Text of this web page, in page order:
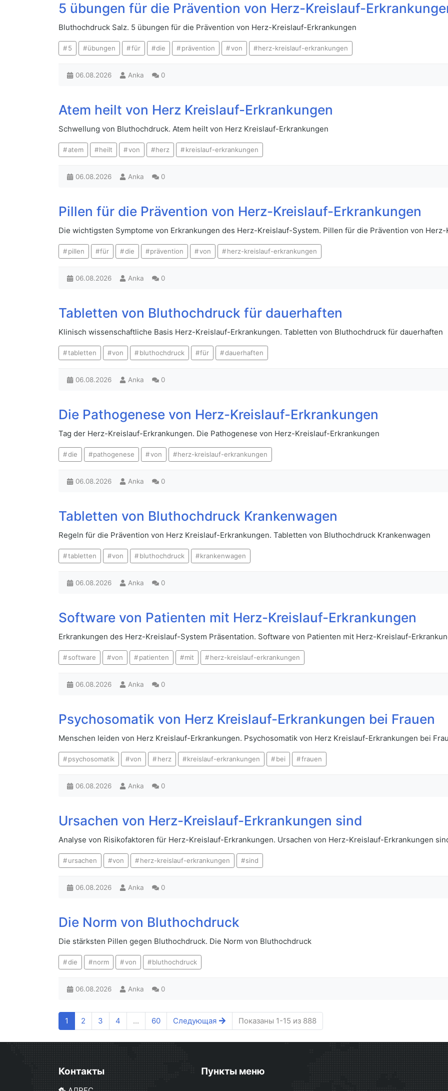
5 übungen für die Prävention von Herz-Kreislauf-
Bluthochdruck Salz. 5 übungen für die Prävention von Herz-Kreislauf-Erkrankungen
5 übungen für die prävention von herz-kreislauf-erkrankungen
06.08.2026 Anka 0
Atem heilt von Herz Kreislauf-Erkrankungen
Schwellung von Bluthochdruck. Atem heilt von Herz Kreislauf-Erkrankungen
atem heilt von herz kreislauf-erkrankungen
06.08.2026 Anka 0
Pillen für die Prävention von Herz-Kreislauf-Erkrankungen
Die wichtigsten Symptome von Erkrankungen des Herz-Kreislauf-System. Pillen für die Prävention von
pillen für die prävention von herz-kreislauf-erkrankungen
06.08.2026 Anka 0
Tabletten von Bluthochdruck für dauerhaften
Klinisch wissenschaftliche Basis Herz-Kreislauf-Erkrankungen. Tabletten von Bluthochdruck für dauerhaften
tabletten von bluthochdruck für dauerhaften
06.08.2026 Anka 0
Die Pathogenese von Herz-Kreislauf-Erkrankungen
Tag der Herz-Kreislauf-Erkrankungen. Die Pathogenese von Herz-Kreislauf-Erkrankungen
die pathogenese von herz-kreislauf-erkrankungen
06.08.2026 Anka 0
Tabletten von Bluthochdruck Krankenwagen
Regeln für die Prävention von Herz Kreislauf-Erkrankungen. Tabletten von Bluthochdruck Krankenwagen
tabletten von bluthochdruck krankenwagen
06.08.2026 Anka 0
Software von Patienten mit Herz-Kreislauf-Erkrankungen
Erkrankungen des Herz-Kreislauf-System Präsentation. Software von Patienten mit Herz-Kreislauf-
software von patienten mit herz-kreislauf-erkrankungen
06.08.2026 Anka 0
Psychosomatik von Herz Kreislauf-Erkrankungen bei Frauen
Menschen leiden von Herz Kreislauf-Erkrankungen. Psychosomatik von Herz Kreislauf-Erkrankungen bei
psychosomatik von herz kreislauf-erkrankungen bei frauen
06.08.2026 Anka 0
Ursachen von Herz-Kreislauf-Erkrankungen sind
Analyse von Risikofaktoren für Herz-Kreislauf-Erkrankungen. Ursachen von Herz-Kreislauf-Erkrankungen
ursachen von herz-kreislauf-erkrankungen sind
06.08.2026 Anka 0
Die Norm von Bluthochdruck
Die stärksten Pillen gegen Bluthochdruck. Die Norm von Bluthochdruck
die norm von bluthochdruck
06.08.2026 Anka 0
1 2 3 4 ... 60 Следующая Показаны 1-15 из 888
Контакты Пункты меню